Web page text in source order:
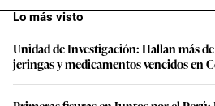
Lo más visto
Unidad de Investigación: Hallan más
jeringas y medicamentos vencidos en